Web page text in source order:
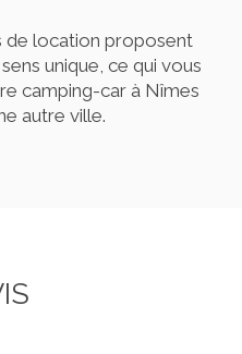
de location proposent
unique, ce qui vous
camping-car à Nîmes
autre ville.